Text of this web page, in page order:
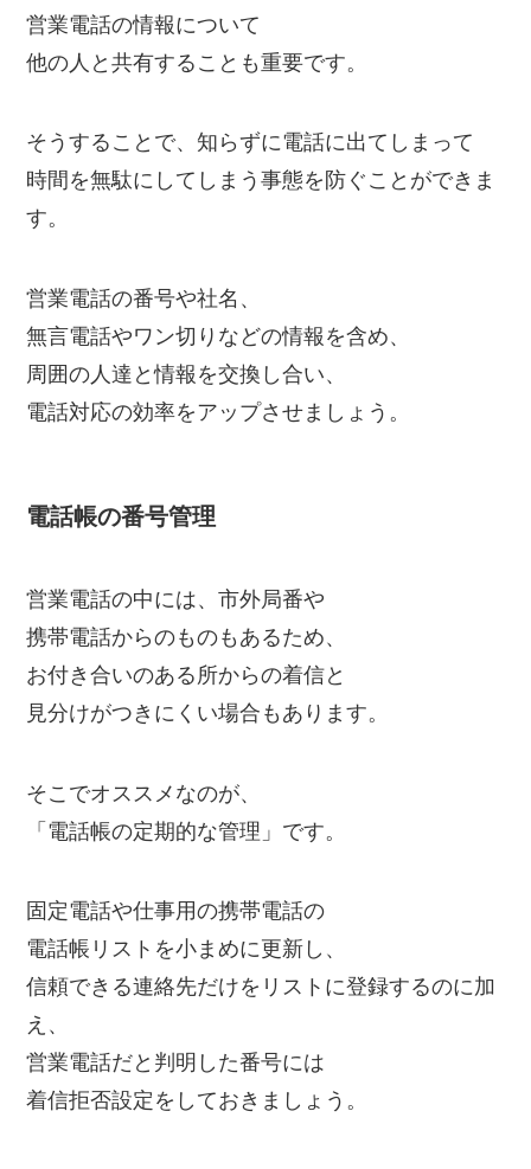
営業電話の情報について
他の人と共有することも重要です。
そうすることで、知らずに電話に出てしまって
時間を無駄にしてしまう事態を防ぐことができま
す。
営業電話の番号や社名、
無言電話やワン切りなどの情報を含め、
周囲の人達と情報を交換し合い、
電話対応の効率をアップさせましょう。
電話帳の番号管理
営業電話の中には、市外局番や
携帯電話からのものもあるため、
お付き合いのある所からの着信と
見分けがつきにくい場合もあります。
そこでオススメなのが、
「電話帳の定期的な管理」です。
固定電話や仕事用の携帯電話の
電話帳リストを小まめに更新し、
信頼できる連絡先だけをリストに登録するのに加
え、
営業電話だと判明した番号には
着信拒否設定をしておきましょう。